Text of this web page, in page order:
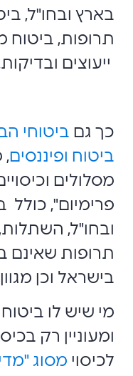
בארץ ובחו"ל,
תרופות, ביטוח
ייעוצים
כך גם ביטוחי
ביטוח ופיננסים,
מסלולים
פרימיום", כולל
ובחו"ל,
תרופות שאינם
בישראל וכן
מי שיש לו
ומעוניין רק
לכיסוי מסוג